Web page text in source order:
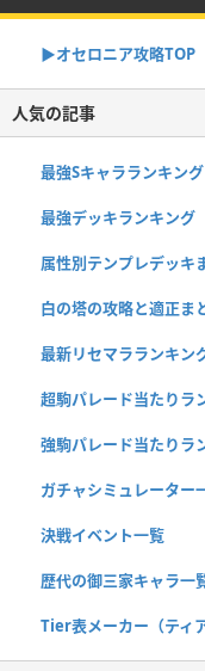
▶︎オセロニア攻略TOP
人気の記事
最強Sキャラランキング
最強デッキランキング
属性別テンプレデッキ
白の塔の攻略と適正ま
最新リセマラランキン
超駒パレード当たりラ
強駒パレード当たりラ
ガチャシミュレーター
決戦イベント一覧
歴代の御三家キャラ一
Tier表メーカー（ティ